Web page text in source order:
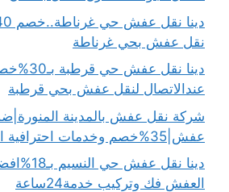
نقل عفش بحي غرناطة
دينا نقل عفش
عندالاتصال لنقل عفش بحي قرطبة
عفش|35%خصم وخدمات احترافية اتصل الان
دينا نقل
العفش فك وتركيب خدمة24ساعة